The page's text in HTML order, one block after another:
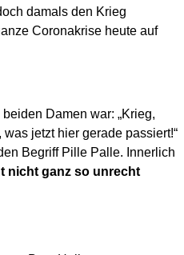
damals den Krieg
Coronakrise heute auf
Damen war: „Krieg,
jetzt hier gerade passiert!“
Begriff Pille Palle. Innerlich
nicht ganz so unrecht